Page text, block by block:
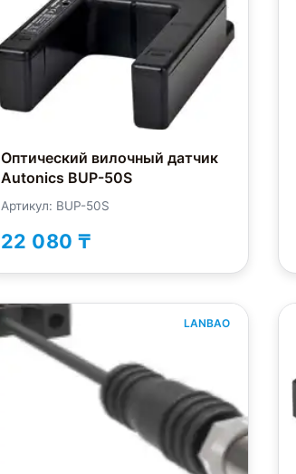
Оптический вилочный датчик
Autonics BUP-50S
Артикул: BUP-50S
22 080 ₸
LANBAO